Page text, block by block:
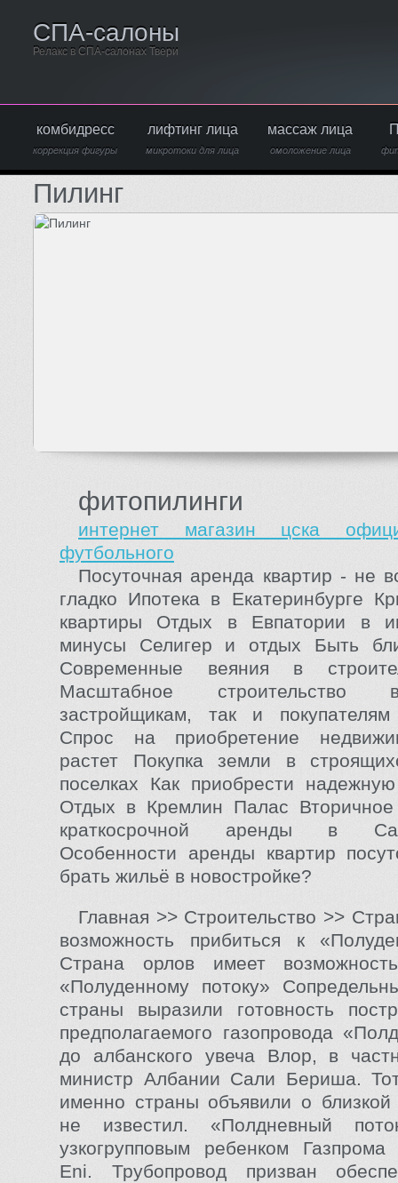
СПА-салоны
Релакс в СПА-салонах Твери
комбидресс
коррекция фигуры
лифтинг лица
микротоки для лица
массаж лица
омоложение лица
Пилинг
фитопилинги
интернет магазин цска
футбольного
Посуточная аренда квартир - не
гладко Ипотека в Екатеринбурге
квартиры Отдых в Евпатории в
минусы Селигер и отдых Быть
Современные веяния в
Масштабное строительство
застройщикам, так и покупателям
Спрос на приобретение
растет Покупка земли в
поселках Как приобрести
Отдых в Кремлин Палас
краткосрочной аренды в
Особенности аренды квартир
брать жильё в новостройке?
Главная >> Строительство >>
возможность прибиться к
Страна орлов имеет
«Полуденному потоку»
страны выразили готовность
предполагаемого газопровода
до албанского увеча Влор, в
министр Албании Сали Бериша.
именно страны объявили о близкой
не известил. «Полдневный
узкогрупповым ребенком Газпрома
Eni. Трубопровод призван